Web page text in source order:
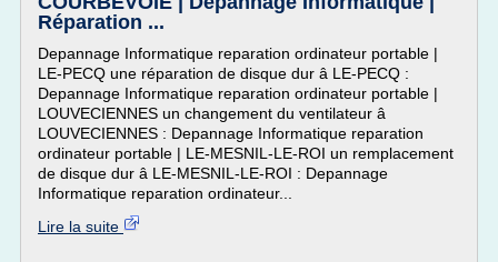
Réparation ...
Depannage Informatique reparation ordinateur portable |
LE-PECQ une réparation de disque dur â LE-PECQ :
Depannage Informatique reparation ordinateur portable |
LOUVECIENNES un changement du ventilateur â
LOUVECIENNES : Depannage Informatique reparation
ordinateur portable | LE-MESNIL-LE-ROI un remplacement
de disque dur â LE-MESNIL-LE-ROI : Depannage
Informatique reparation ordinateur...
Lire la suite